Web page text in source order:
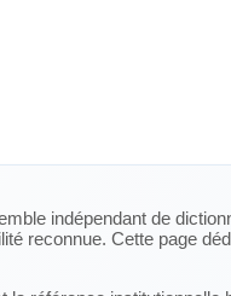
indépendant de
reconnue. Cette page